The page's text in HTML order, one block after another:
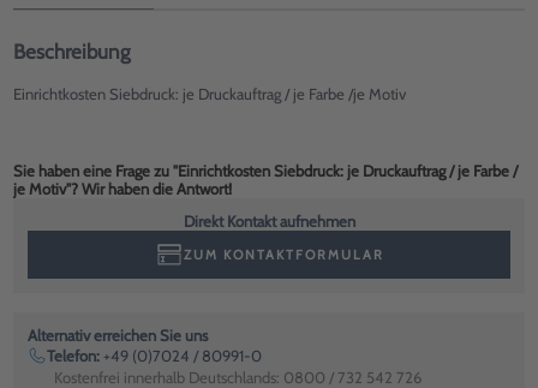
Beschreibung
Einrichtkosten Siebdruck: je Druckauftrag / je Farbe /je Motiv
Sie haben eine Frage zu "Einrichtkosten Siebdruck: je Druckauftrag / je Farbe /
je Motiv"? Wir haben die Antwort!
Direkt Kontakt aufnehmen
ZUM KONTAKTFORMULAR
Alternativ erreichen Sie uns
Telefon: +49 (0)7024 / 80991-0
Kostenfrei innerhalb Deutschlands: 0800 / 732 542 726